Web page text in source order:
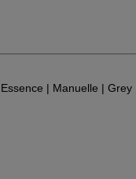
Essence | Manuelle | Grey